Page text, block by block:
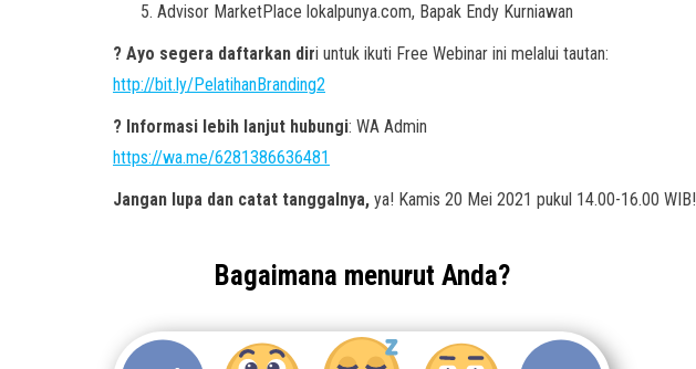
Advisor MarketPlace lokalpunya.com, Bapak Endy Kurniawan
? Ayo segera daftarkan diri untuk ikuti Free Webinar ini melalui tautan:
http://bit.ly/PelatihanBranding2
? Informasi lebih lanjut hubungi: WA Admin
https://wa.me/6281386636481
Jangan lupa dan catat tanggalnya, ya! Kamis 20 Mei 2021 pukul 14.00-16.00 WIB!
Bagaimana menurut Anda?